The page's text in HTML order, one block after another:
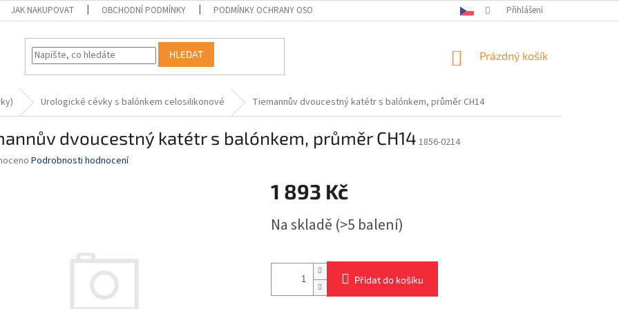
JAK NAKUPOVAT OBCHODNÍ PODMÍNKY PODMÍNKY OCHRANY OSOBNÍCH ÚDAJŮ Přihlášení
HLEDAT
NÁKUPNÍ
Prázdný košík
Urologické cévky s balónkem celosilikonové Tiemannův dvoucestný katétr s balónkem, průměr CH14
dvoucestný katétr s balónkem, průměr CH14 1856-0214
Podrobnosti hodnocení
1 893 Kč
cena:
Na skladě (>5 balení)
Přidat do košíku